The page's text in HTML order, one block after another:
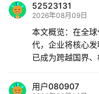
52523131
2026年08月09日
本文概览：在全
代，企业将核心发
已成为跨越国界
用户080907